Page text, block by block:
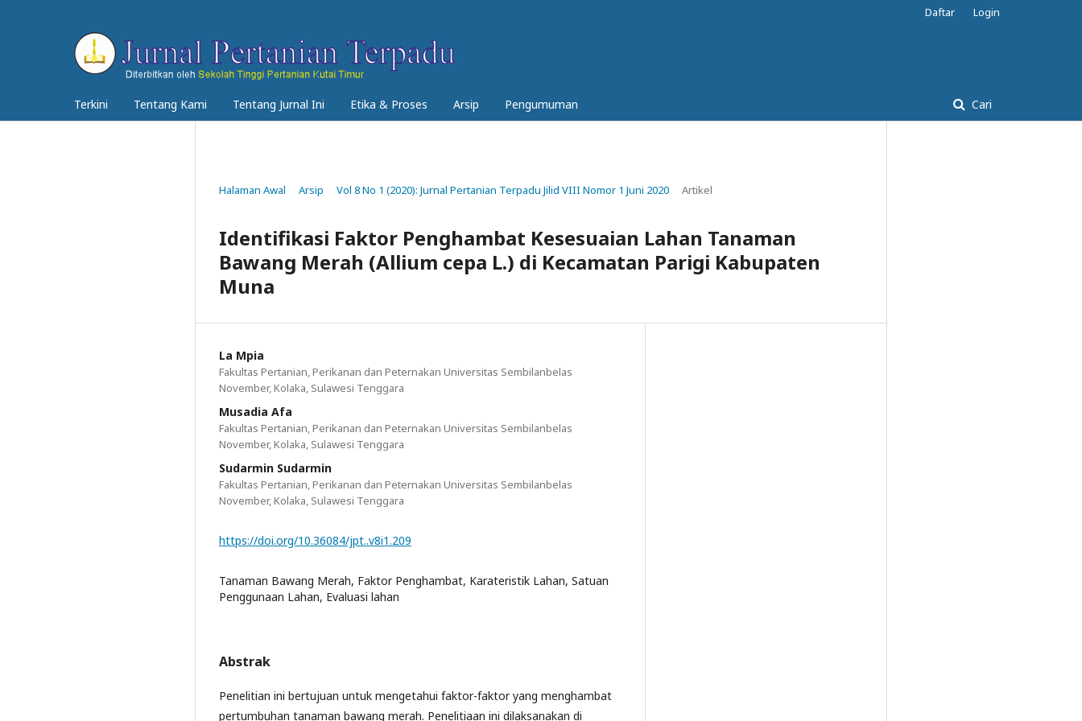
Terkini Tentang Kami Tentang Jurnal Ini Etika & Proses Arsip Pengumuman Cari
Daftar Login
Halaman Awal Arsip Vol 8 No 1 (2020): Jurnal Pertanian Terpadu Jilid VIII Nomor 1 Juni 2020 Artikel
Identifikasi Faktor Penghambat Kesesuaian Lahan Tanaman
Bawang Merah (Allium cepa L.) di Kecamatan Parigi Kabupaten
Muna
La Mpia
Fakultas Pertanian, Perikanan dan Peternakan Universitas Sembilanbelas
November, Kolaka, Sulawesi Tenggara
Musadia Afa
Fakultas Pertanian, Perikanan dan Peternakan Universitas Sembilanbelas
November, Kolaka, Sulawesi Tenggara
Sudarmin Sudarmin
Fakultas Pertanian, Perikanan dan Peternakan Universitas Sembilanbelas
November, Kolaka, Sulawesi Tenggara
https://doi.org/10.36084/jpt..v8i1.209
Tanaman Bawang Merah, Faktor Penghambat, Karateristik Lahan, Satuan
Penggunaan Lahan, Evaluasi lahan
Abstrak
Penelitian ini bertujuan untuk mengetahui faktor-faktor yang menghambat
pertumbuhan tanaman bawang merah. Penelitiaan ini dilaksanakan di